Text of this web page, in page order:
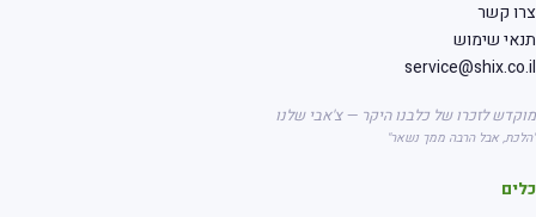
קשר
שימוש
לזכרו של כלבנו היקר — צ'אבי שלנו
אבל הרבה ממך נשאר"